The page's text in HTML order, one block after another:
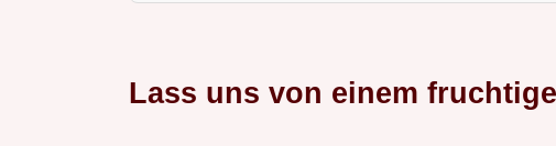
Lass uns von einem